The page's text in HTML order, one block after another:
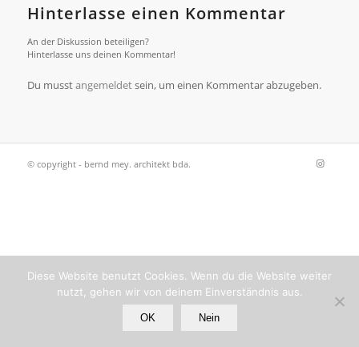
Hinterlasse einen Kommentar
An der Diskussion beteiligen?
Hinterlasse uns deinen Kommentar!
Du musstangemeldetsein, um einen Kommentar abzugeben.
© copyright - bernd mey. architekt bda.
Diese Website benutzt Cookies. Wenn du die Website weiter
nutzt, gehen wir von deinem Einverständnis aus.
OK Nein